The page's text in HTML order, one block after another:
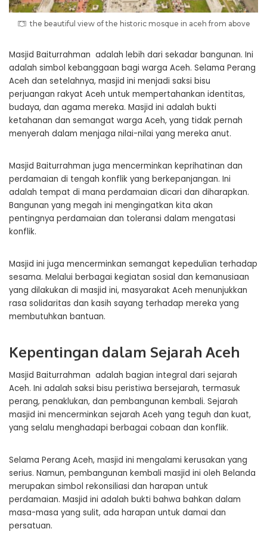
the beautiful view of the historic mosque in aceh from above
Masjid Baiturrahman adalah lebih dari sekadar bangunan. Ini
adalah simbol kebanggaan bagi warga Aceh. Selama Perang
Aceh dan setelahnya, masjid ini menjadi saksi bisu
perjuangan rakyat Aceh untuk mempertahankan identitas,
budaya, dan agama mereka. Masjid ini adalah bukti
ketahanan dan semangat warga Aceh, yang tidak pernah
menyerah dalam menjaga nilai-nilai yang mereka anut.
Masjid Baiturrahman juga mencerminkan keprihatinan dan
perdamaian di tengah konflik yang berkepanjangan. Ini
adalah tempat di mana perdamaian dicari dan diharapkan.
Bangunan yang megah ini mengingatkan kita akan
pentingnya perdamaian dan toleransi dalam mengatasi
konflik.
Masjid ini juga mencerminkan semangat kepedulian terhadap
sesama. Melalui berbagai kegiatan sosial dan kemanusiaan
yang dilakukan di masjid ini, masyarakat Aceh menunjukkan
rasa solidaritas dan kasih sayang terhadap mereka yang
membutuhkan bantuan.
Kepentingan dalam Sejarah Aceh
Masjid Baiturrahman adalah bagian integral dari sejarah
Aceh. Ini adalah saksi bisu peristiwa bersejarah, termasuk
perang, penaklukan, dan pembangunan kembali. Sejarah
masjid ini mencerminkan sejarah Aceh yang teguh dan kuat,
yang selalu menghadapi berbagai cobaan dan konflik.
Selama Perang Aceh, masjid ini mengalami kerusakan yang
serius. Namun, pembangunan kembali masjid ini oleh Belanda
merupakan simbol rekonsiliasi dan harapan untuk
perdamaian. Masjid ini adalah bukti bahwa bahkan dalam
masa-masa yang sulit, ada harapan untuk damai dan
persatuan.